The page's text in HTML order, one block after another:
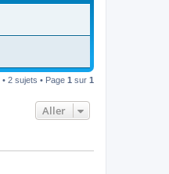
• 2 sujets • Page 1 sur 1
Aller